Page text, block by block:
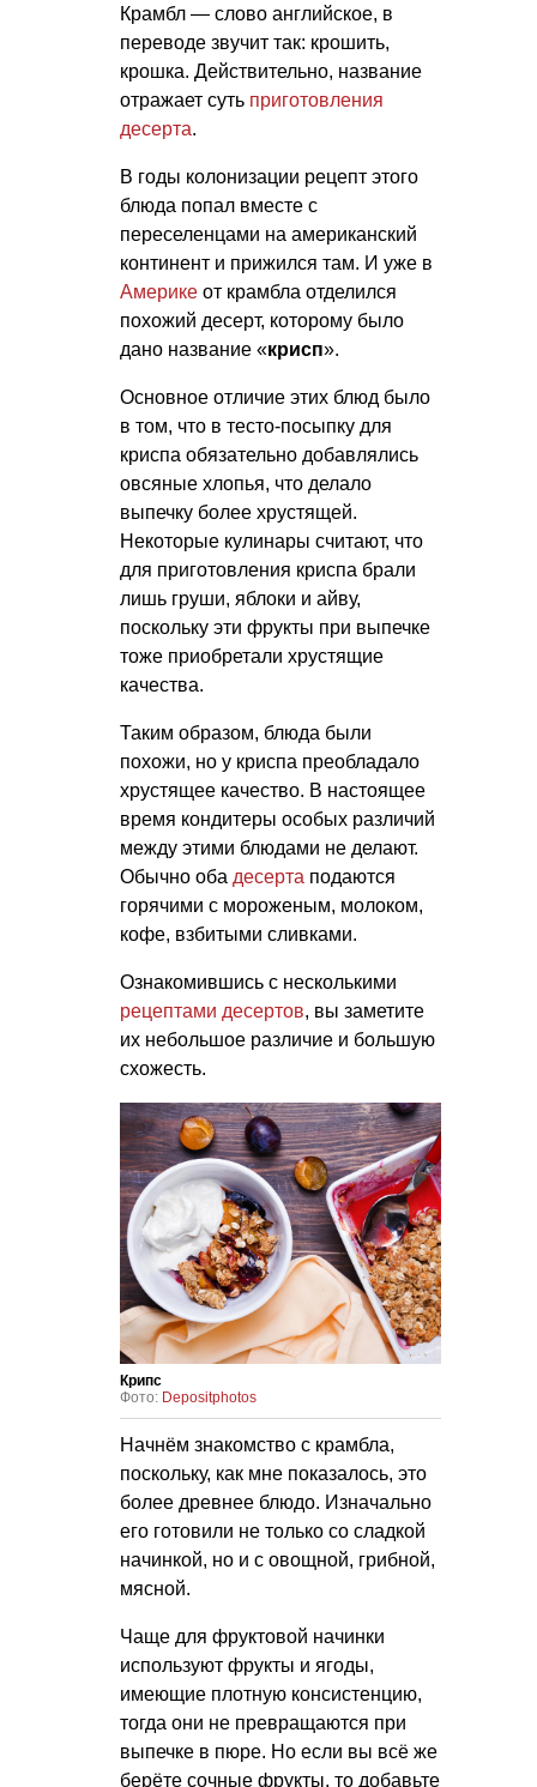
Крамбл — слово английское, в
переводе звучит так: крошить,
крошка. Действительно, название
отражает суть приготовления
десерта.
В годы колонизации рецепт этого
блюда попал вместе с
переселенцами на американский
континент и прижился там. И уже в
Америке от крамбла отделился
похожий десерт, которому было
дано название «крисп».
Основное отличие этих блюд было
в том, что в тесто-посыпку для
криспа обязательно добавлялись
овсяные хлопья, что делало
выпечку более хрустящей.
Некоторые кулинары считают, что
для приготовления криспа брали
лишь груши, яблоки и айву,
поскольку эти фрукты при выпечке
тоже приобретали хрустящие
качества.
Таким образом, блюда были
похожи, но у криспа преобладало
хрустящее качество. В настоящее
время кондитеры особых различий
между этими блюдами не делают.
Обычно оба десерта подаются
горячими с мороженым, молоком,
кофе, взбитыми сливками.
Ознакомившись с несколькими
рецептами десертов, вы заметите
их небольшое различие и большую
схожесть.
Крипс
Фото: Depositphotos
Начнём знакомство с крамбла,
поскольку, как мне показалось, это
более древнее блюдо. Изначально
его готовили не только со сладкой
начинкой, но и с овощной, грибной,
мясной.
Чаще для фруктовой начинки
используют фрукты и ягоды,
имеющие плотную консистенцию,
тогда они не превращаются при
выпечке в пюре. Но если вы всё же
берёте сочные фрукты, то добавьте